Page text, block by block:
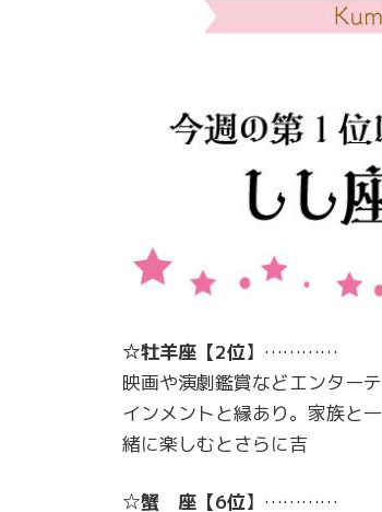
☆牡羊座【2位】…………
映画や演劇鑑賞などエンターテ
インメントと縁あり。家族と一
緒に楽しむとさらに吉
☆蟹 座 【6位】…………